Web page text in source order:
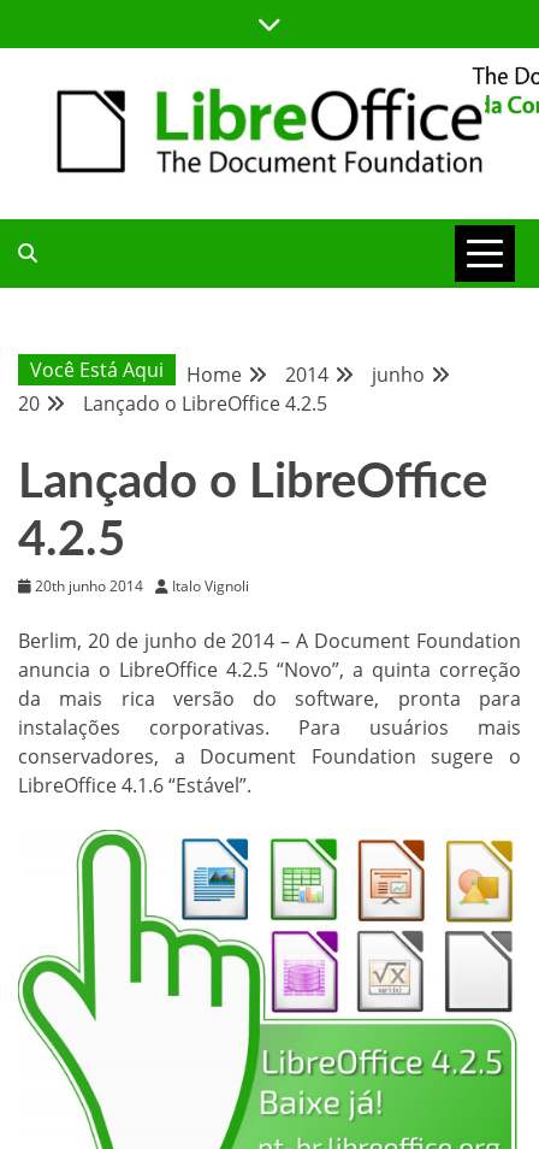
to
BLOG DA
COMUNIDADE
BRASILEIRA
Você Está Aqui Home 2014
junho
20
Lançado o LibreOffice 4.2.5
Lançado o LibreOffice
4.2.5
20th junho 2014 Italo Vignoli
Berlim, 20 de junho de 2014 – A Document Foundation
anuncia o LibreOffice 4.2.5 “Novo”, a quinta correção
da mais rica versão do software, pronta para
instalações corporativas. Para usuários mais
conservadores, a Document Foundation sugere o
LibreOffice 4.1.6 “Estável”.